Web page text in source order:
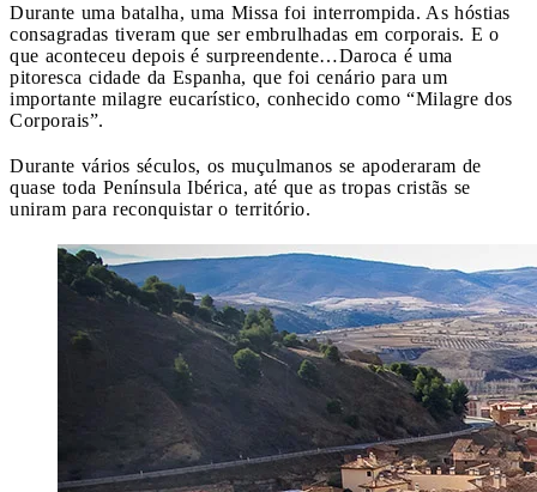
Durante uma batalha, uma Missa foi interrompida. As hóstias
consagradas tiveram que ser embrulhadas em corporais. E o
que aconteceu depois é surpreendente…Daroca é uma
pitoresca cidade da Espanha, que foi cenário para um
importante milagre eucarístico, conhecido como “Milagre dos
Corporais”.
Durante vários séculos, os muçulmanos se apoderaram de
quase toda Península Ibérica, até que as tropas cristãs se
uniram para reconquistar o território.